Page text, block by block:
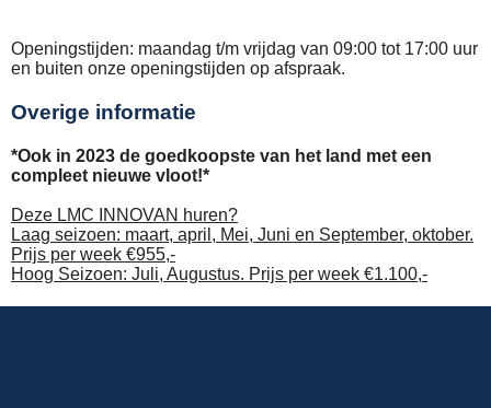
Openingstijden: maandag t/m vrijdag van 09:00 tot 17:00 uur
en buiten onze openingstijden op afspraak.
Overige informatie
*Ook in 2023 de goedkoopste van het land met een
compleet nieuwe vloot!*
Deze LMC INNOVAN huren?
Laag seizoen: maart, april, Mei, Juni en September, oktober.
Prijs per week €955,-
Hoog Seizoen: Juli, Augustus. Prijs per week €1.100,-